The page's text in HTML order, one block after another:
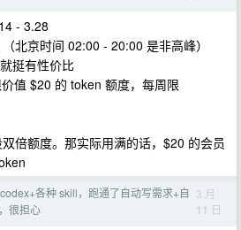
- 3.28
北京时间 02:00 - 20:00 是非高峰）
挺有性价比
值 $20 的 token 额度，每周限
倍额度。那实际用满的话，$20 的会员
codex+各种 skill，跑通了自动写需求+自
很担心
3 月
11 日